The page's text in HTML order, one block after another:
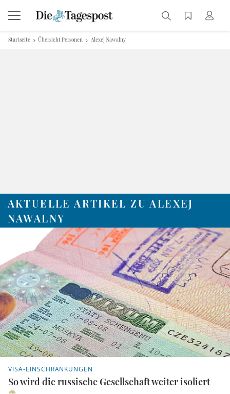
Startseite Übersicht Personen Alexej Nawalny
AKTUELLE ARTIKEL ZU ALEXEJ
NAWALNY
VISA-EINSCHRÄNKUNGEN
So wird die russische Gesellschaft weiter isoliert